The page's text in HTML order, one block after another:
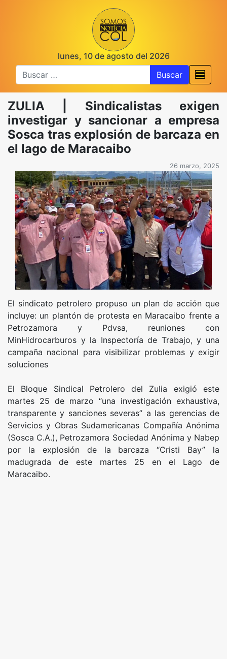
lunes, 10 de agosto del 2026
Buscar
ZULIA | Sindicalistas exigen
investigar y sancionar a empresa
Sosca tras explosión de barcaza en
el lago de Maracaibo
26 marzo, 2025
El sindicato petrolero propuso un plan de acción que
incluye: un plantón de protesta en Maracaibo frente a
Petrozamora y Pdvsa, reuniones con
MinHidrocarburos y la Inspectoría de Trabajo, y una
campaña nacional para visibilizar problemas y exigir
soluciones
El Bloque Sindical Petrolero del Zulia exigió este
martes 25 de marzo “una investigación exhaustiva,
transparente y sanciones severas” a las gerencias de
Servicios y Obras Sudamericanas Compañía Anónima
(Sosca C.A.), Petrozamora Sociedad Anónima y Nabep
por la explosión de la barcaza “Cristi Bay” la
madugrada de este martes 25 en el Lago de
Maracaibo.